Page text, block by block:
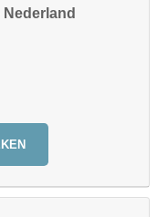
Nederland